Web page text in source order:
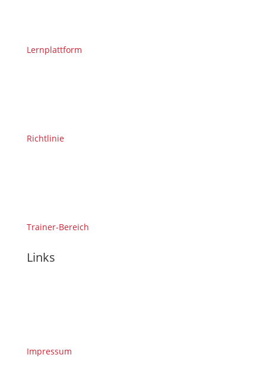
Lernplattform
Richtlinie
Trainer-Bereich
Links
Impressum